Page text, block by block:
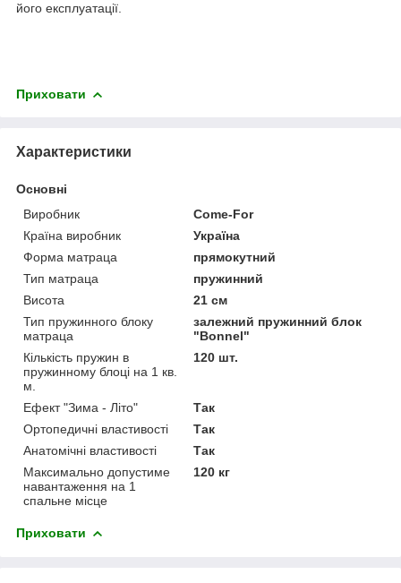
його експлуатації.
Приховати
Характеристики
Основні
Виробник
Come-For
Країна виробник
Україна
Форма матраца
прямокутний
Тип матраца
пружинний
Висота
21 см
Тип пружинного блоку
матраца
залежний пружинний блок
"Вonnel"
Кількість пружин в
пружинному блоці на 1 кв.
м.
120 шт.
Ефект "Зима - Літо"
Так
Ортопедичні властивості
Так
Анатомічні властивості
Так
Максимально допустиме
навантаження на 1
спальне місце
120 кг
Приховати